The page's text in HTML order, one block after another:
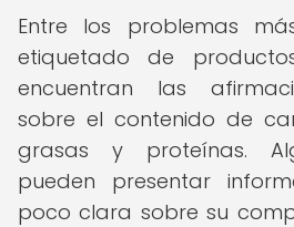
Entre los problemas
etiquetado de
encuentran las
sobre el contenido de
grasas y proteínas.
pueden presentar
poco clara sobre su